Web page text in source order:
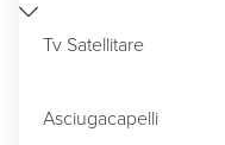
Tv Satellitare
Asciugacapelli